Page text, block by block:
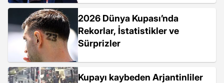
2026 Dünya Kupası’nda
Rekorlar, İstatistikler ve
Sürprizler
Kupayı kaybeden Arjantinliler